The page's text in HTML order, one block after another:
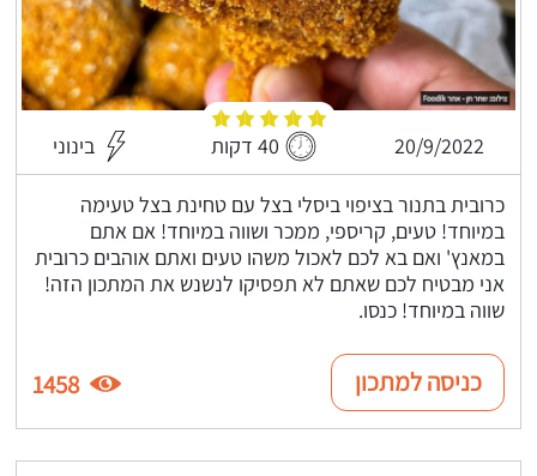
20/9/2022 40 דקות בינוני
כרובית בתנור בציפוי ביסלי בצל עם טחינת בצל טעימה
במיוחד! טעים, קריספי, ממכר ושווה במיוחד! אם אתם
במאנץ' ואם בא לכם לאכול משהו טעים ואתם אוהבים כרובית
אני מבטיח לכם שאתם לא תפסיקו לנשנש את המתכון הזה!
שווה במיוחד! כנסו.
כניסה למתכון 1458